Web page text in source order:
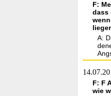
F:
dass
A:
F: F
wie